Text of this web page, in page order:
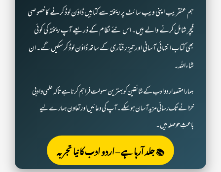
ہم عنقریب اپنی ویب سائٹ پر ریختہ سے کتابیں ڈاؤن لوڈ کرنے کا خصوصی
فیچر شامل کرنے والے ہیں۔ اس نئے نظام کے ذریعے آپ ریختہ کی کوئی
بھی کتاب انتہائی آسانی اور تیز رفتاری کے ساتھ ڈاؤن لوڈ کر سکیں گے۔ ان
شاءاللہ۔
ہمارا مقصد اردو ادب کے شائقین کو بہترین سہولت فراہم کرنا ہے تاکہ علمی و ادبی
خزانے تک رسائی مزید آسان ہو سکے۔ آپ کی دعائیں اور تعاون ہمارے لیے
باعثِ حوصلہ ہیں۔
📚 جلد آرہا ہے – اردو ادب کا نیا تجربہ